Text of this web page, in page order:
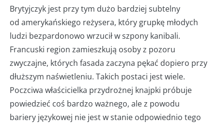
Brytyjczyk jest przy tym dużo bardziej subtelny
od amerykańskiego reżysera, który grupkę młodych
ludzi bezpardonowo wrzucił w szpony kanibali.
Francuski region zamieszkują osoby z pozoru
zwyczajne, których fasada zaczyna pękać dopiero przy
dłuższym naświetleniu. Takich postaci jest wiele.
Poczciwa właścicielka przydrożnej knajpki próbuje
powiedzieć coś bardzo ważnego, ale z powodu
bariery językowej nie jest w stanie odpowiednio tego